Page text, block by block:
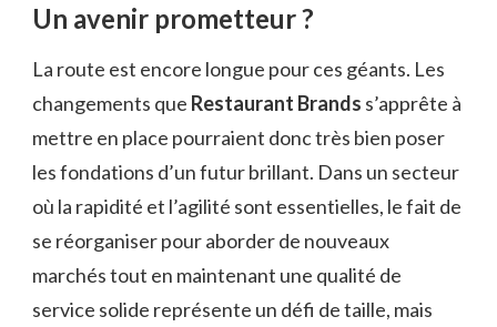
Un avenir prometteur ?
La route est encore longue pour ces géants. Les
changements que Restaurant Brands s’apprête à
mettre en place pourraient donc très bien poser
les fondations d’un futur brillant. Dans un secteur
où la rapidité et l’agilité sont essentielles, le fait de
se réorganiser pour aborder de nouveaux
marchés tout en maintenant une qualité de
service solide représente un défi de taille, mais